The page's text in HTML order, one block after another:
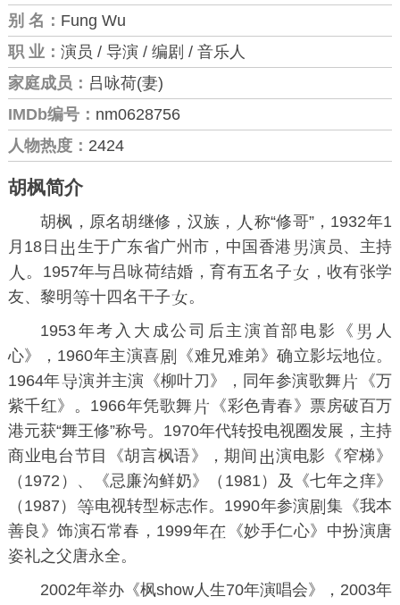
别 名： Fung Wu
职 业： 演员 / 导演 / 编剧 / 音乐人
家庭成员： 吕咏荷(妻)
IMDb编号： nm0628756
人物热度： 2424
胡枫简介
胡枫，原名胡继修，汉族，
称“修哥”，1932年1
月18日
生于广东省广州市，中国香港
演员、主持
。1957年与吕咏荷结婚，育有五名子 ，收有张学
友、 黎明 十四名干子
。
1953年考入大成公司后主演首部电影《
人
心》，1960年主演喜
《难兄难弟》确立影坛地位。
1964年
演并主演《柳叶刀》，同年参演歌舞
《万
紫千红》。1966年凭歌舞
《彩色青春》票房破百万
港元获“舞王修”称号。1970年代转投电视圈发展，主持
商业电台节目《胡言枫语》，期间
演电影《窄梯》
（1972）、《忌廉沟鲜奶》（1981）及《七年之痒》
（1987）
电视转型标志作。1990年参演
集《我本
善良》饰演石常春 ，1999年
《妙手仁心》中扮演唐
姿礼之父唐永全。
2002年举办《枫show人生70年演唱会》，2003年